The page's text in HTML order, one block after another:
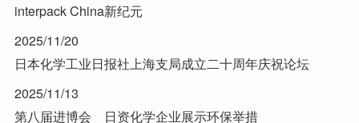
interpack China新纪元
2025/11/20
日本化学工业日报社上海支局成立二十周年庆祝论坛
2025/11/13
第八届进博会 日资化学企业展示环保举措